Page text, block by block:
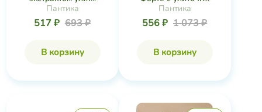
Пантика
517 ₽ 693 ₽
В корзину
Пантика
556 ₽ 1 073 ₽
В корзину